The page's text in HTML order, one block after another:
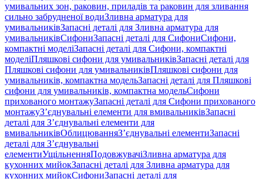
умивальних зон, раковин, приладів та раковин для зливання
сильно забрудненої водиЗливна арматура для
умивальниківЗапасні деталі для Зливна арматура для
умивальниківСифониЗапасні деталі для СифониСифони,
компактні моделіЗапасні деталі для Сифони, компактні
моделіПляшкові сифони для умивальниківЗапасні деталі для
Пляшкові сифони для умивальниківПляшкові сифони для
умивальників, компактна модельЗапасні деталі для Пляшкові
сифони для умивальників, компактна модельСифони
прихованого монтажуЗапасні деталі для Сифони прихованого
монтажуЗ’єднувальні елементи для вмивальниківЗапасні
деталі для З’єднувальні елементи для
вмивальниківОблицюванняЗ’єднувальні елементиЗапасні
деталі для З’єднувальні
елементиУщільненняПодовжувачіЗливна арматура для
кухонних мийокЗапасні деталі для Зливна арматура для
кухонних мийокСифониЗапасні деталі для